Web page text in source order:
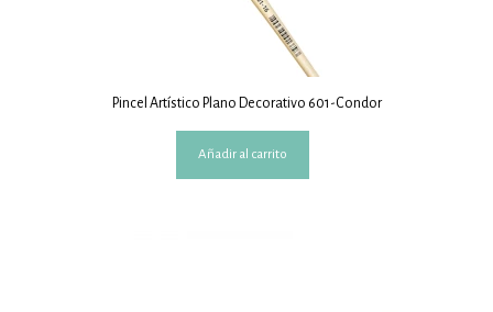
Pincel Artístico Plano Decorativo 601-Condor
Añadir al carrito